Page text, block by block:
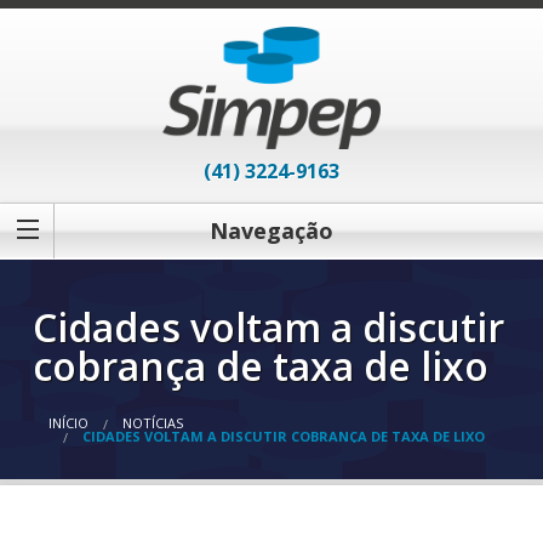
(41) 3224-9163
Navegação
Cidades voltam a discutir
cobrança de taxa de lixo
INÍCIO NOTÍCIAS
CIDADES VOLTAM A DISCUTIR COBRANÇA DE TAXA DE LIXO